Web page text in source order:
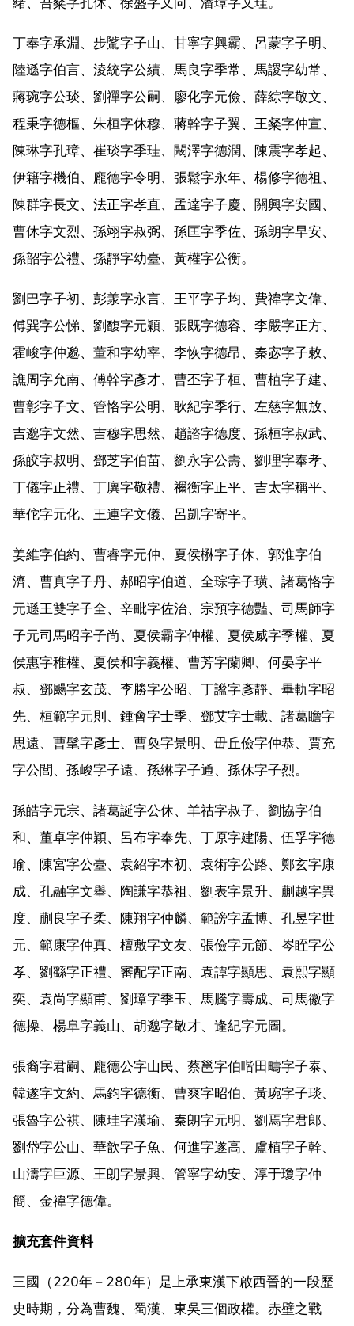
丁奉字承淵、步騭字子山、甘寧字興霸、呂蒙字子明、
陸遜字伯言、淩統字公績、馬良字季常、馬謖字幼常、
蔣琬字公琰、劉禪字公嗣、廖化字元儉、薛綜字敬文、
程秉字德樞、朱桓字休穆、蔣幹字子翼、王粲字仲宣、
陳琳字孔璋、崔琰字季珪、闞澤字德潤、陳震字孝起、
伊籍字機伯、龐德字令明、張鬆字永年、楊修字德祖、
陳群字長文、法正字孝直、孟達字子慶、關興字安國、
曹休字文烈、孫翊字叔弼、孫匡字季佐、孫朗字早安、
孫韶字公禮、孫靜字幼臺、黃權字公衡。
劉巴字子初、彭羕字永言、王平字子均、費禕字文偉、
傅巽字公悌、劉馥字元穎、張既字德容、李嚴字正方、
霍峻字仲邈、董和字幼宰、李恢字德昂、秦宓字子敕、
譙周字允南、傅幹字彥才、曹丕字子桓、曹植字子建、
曹彰字子文、管恪字公明、耿紀字季行、左慈字無放、
吉邈字文然、吉穆字思然、趙諮字德度、孫桓字叔武、
孫皎字叔明、鄧芝字伯苗、劉永字公壽、劉理字奉孝、
丁儀字正禮、丁廙字敬禮、禰衡字正平、吉太字稱平、
華佗字元化、王連字文儀、呂凱字寄平。
姜維字伯約、曹睿字元仲、夏侯楙字子休、郭淮字伯
濟、曹真字子丹、郝昭字伯道、全琮字子璜、諸葛恪字
元遜王雙字子全、辛毗字佐治、宗預字德豔、司馬師字
子元司馬昭字子尚、夏侯霸字仲權、夏侯威字季權、夏
侯惠字稚權、夏侯和字義權、曹芳字蘭卿、何晏字平
叔、鄧颺字玄茂、李勝字公昭、丁謐字彥靜、畢軌字昭
先、桓範字元則、鍾會字士季、鄧艾字士載、諸葛瞻字
思遠、曹髦字彥士、曹奐字景明、毌丘儉字仲恭、賈充
字公閭、孫峻字子遠、孫綝字子通、孫休字子烈。
孫皓字元宗、諸葛誕字公休、羊祜字叔子、劉協字伯
和、董卓字仲穎、呂布字奉先、丁原字建陽、伍孚字德
瑜、陳宮字公臺、袁紹字本初、袁術字公路、鄭玄字康
成、孔融字文舉、陶謙字恭祖、劉表字景升、蒯越字異
度、蒯良字子柔、陳翔字仲麟、範謗字孟博、孔昱字世
元、範康字仲真、檀敷字文友、張儉字元節、岑眰字公
孝、劉繇字正禮、審配字正南、袁譚字顯思、袁熙字顯
奕、袁尚字顯甫、劉璋字季玉、馬騰字壽成、司馬徽字
德操、楊阜字義山、胡邈字敬才、逢紀字元圖。
張裔字君嗣、龐德公字山民、蔡邕字伯喈田疇字子泰、
韓遂字文約、馬鈞字德衡、曹爽字昭伯、黃琬字子琰、
張魯字公祺、陳珪字漢瑜、秦朗字元明、劉焉字君郎、
劉岱字公山、華歆字子魚、何進字遂高、盧植字子幹、
山濤字巨源、王朗字景興、管寧字幼安、淳于瓊字仲
簡、金禕字德偉。
擴充套件資料
三國（220年－280年）是上承東漢下啟西晉的一段歷
史時期，分為曹魏、蜀漢、東吳三個政權。赤壁之戰